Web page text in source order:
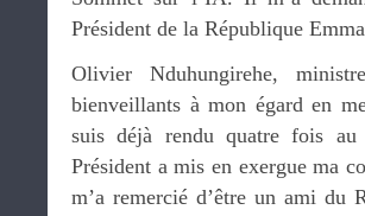
Président de la République
Olivier Nduhungirehe,
bienveillants à mon égard en
suis déjà rendu quatre fois
Président a mis en exergue ma
m’a remercié d’être un ami du